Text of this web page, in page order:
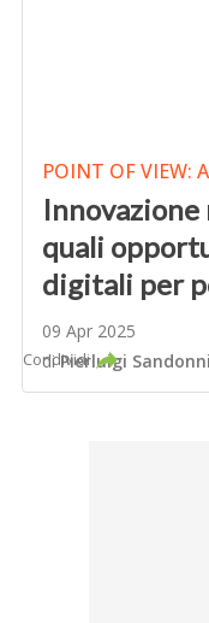
POINT OF VIEW:
quali
digitali per
09 Apr 2025
diPierluigi
Condividi